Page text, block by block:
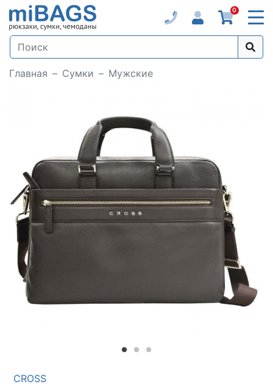
0
Главная Сумки Мужские
Loading...
CROSS